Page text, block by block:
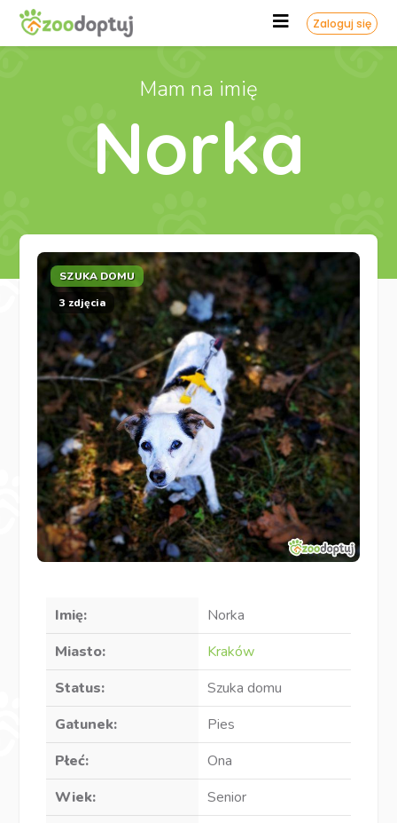
Zaloguj się
Mam na imię
Norka
SZUKA DOMU
3 zdjęcia
Imię:
Norka
Miasto:
Kraków
Status:
Szuka domu
Gatunek:
Pies
Płeć:
Ona
Wiek:
Senior